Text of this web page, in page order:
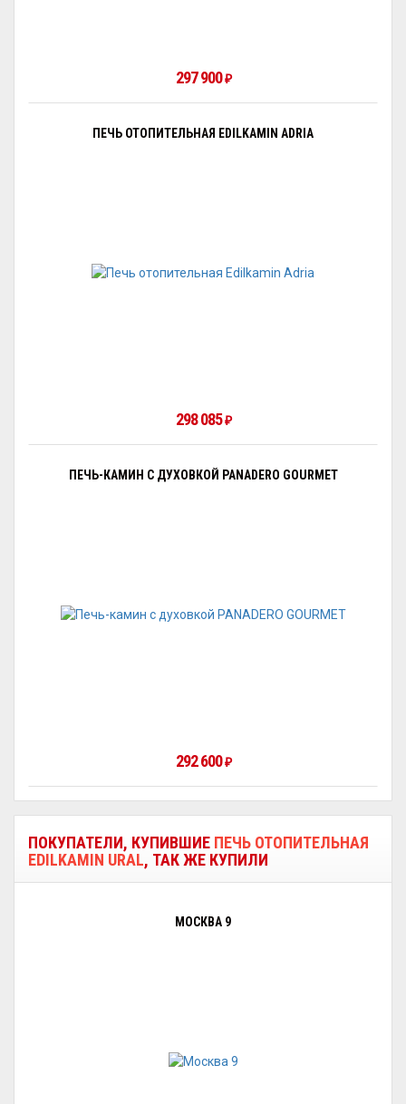
297 900 ₽
ПЕЧЬ ОТОПИТЕЛЬНАЯ EDILKAMIN ADRIA
298 085 ₽
ПЕЧЬ-КАМИН С ДУХОВКОЙ PANADERO GOURMET
292 600 ₽
ПОКУПАТЕЛИ, КУПИВШИЕ ПЕЧЬ ОТОПИТЕЛЬНАЯ
EDILKAMIN URAL, ТАК ЖЕ КУПИЛИ
МОСКВА 9